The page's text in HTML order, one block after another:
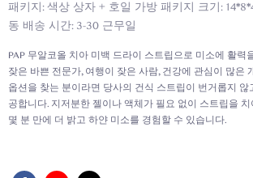
패키지: 색상 상자 + 호일 가방 패키지 크기:
동 배송 시간: 3-30 근무일
PAP 무알코올 치아 미백 드라이 스트립으로 미소에 활력
잦은 바쁜 전문가, 여행이 잦은 사람, 건강에 관심이 많은
옵션을 찾는 분이라면 당사의 건식 스트립이 번거롭지 않
공합니다. 지저분한 젤이나 액체가 필요 없이 스트립을
몇 분 만에 더 밝고 하얀 미소를 경험할 수 있습니다.